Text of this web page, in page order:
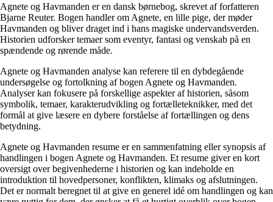
Agnete og Havmanden er en dansk børnebog, skrevet af forfatteren
Bjarne Reuter. Bogen handler om Agnete, en lille pige, der møder
Havmanden og bliver draget ind i hans magiske undervandsverden.
Historien udforsker temaer som eventyr, fantasi og venskab på en
spændende og rørende måde.
Agnete og Havmanden analyse kan referere til en dybdegående
undersøgelse og fortolkning af bogen Agnete og Havmanden.
Analyser kan fokusere på forskellige aspekter af historien, såsom
symbolik, temaer, karakterudvikling og fortælleteknikker, med det
formål at give læsere en dybere forståelse af fortællingen og dens
betydning.
Agnete og Havmanden resume er en sammenfatning eller synopsis af
handlingen i bogen Agnete og Havmanden. Et resume giver en kort
oversigt over begivenhederne i historien og kan indeholde en
introduktion til hovedpersoner, konflikten, klimaks og afslutningen.
Det er normalt beregnet til at give en generel idé om handlingen og kan